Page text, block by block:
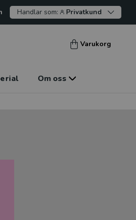
Handlar som: Privatkund
Varukorg
Om oss